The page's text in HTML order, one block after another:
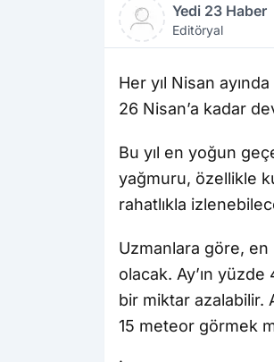
Yedi 23 Haber
Editöryal
Her yıl Nisan
26 Nisan’a kadar
Bu yıl en yoğun
yağmuru, özellikle
rahatlıkla
Uzmanlara göre,
olacak. Ay’ın yüzde
bir miktar azalabilir.
15 meteor görmek